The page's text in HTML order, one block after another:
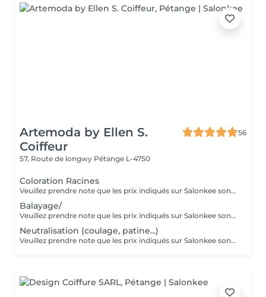
Artemoda by Ellen S.
Coiffeur
56
57, Route de longwy Pétange L-4750
Coloration Racines
Veuillez prendre note que les prix indiqués sur Salonkee sont communiqués à titre informatif et s'entendent de base. Ces derniers sont susceptibles de varier selon le diagnostic réalisé à votre arrivée au salon et l'expertise du professionnel à qui vous confiez votre beauté. Dans tous les cas, un devis précis vous sera proposé et toutes réalisations de prestations seront effectuées avec votre accord. Un grand merci d'avance pour votre compréhension. Au plaisir de vous recevoir très vite.
Balayage/
Veuillez prendre note que les prix indiqués sur Salonkee sont communiqués à titre informatif et s'entendent de base. Ces derniers sont susceptibles de varier selon le diagnostic réalisé à votre arrivée au salon et l'expertise du professionnel à qui vous confiez votre beauté. Dans tous les cas, un devis précis vous sera proposé et toutes réalisations de prestations seront effectuées avec votre accord. Un grand merci d'avance pour votre compréhension. Au plaisir de vous recevoir très vite.
Neutralisation (coulage, patine...)
Veuillez prendre note que les prix indiqués sur Salonkee sont communiqués à titre informatif et s'entendent de base. Ces derniers sont susceptibles de varier selon le diagnostic réalisé à votre arrivée au salon et l'expertise du professionnel à qui vous confiez votre beauté. Dans tous les cas, un devis précis vous sera proposé et toutes réalisations de prestations seront effectuées avec votre accord. Un grand merci d'avance pour votre compréhension. Au plaisir de vous recevoir très vite.